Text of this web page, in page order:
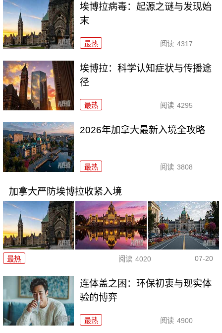
埃博拉病毒：起源之谜与发现始
末
最热 阅读 4317
埃博拉：科学认知症状与传播途
径
最热 阅读 4295
2026年加拿大最新入境全攻略
最热 阅读 3808
加拿大严防埃博拉收紧入境
最热 阅读 4020 07-20
连体盖之困：环保初衷与现实体
验的博弈
最热 阅读 4900